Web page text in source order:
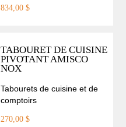
834,00 $
TABOURET DE CUISINE
PIVOTANT AMISCO
NOX
Tabourets de cuisine et de
comptoirs
270,00 $